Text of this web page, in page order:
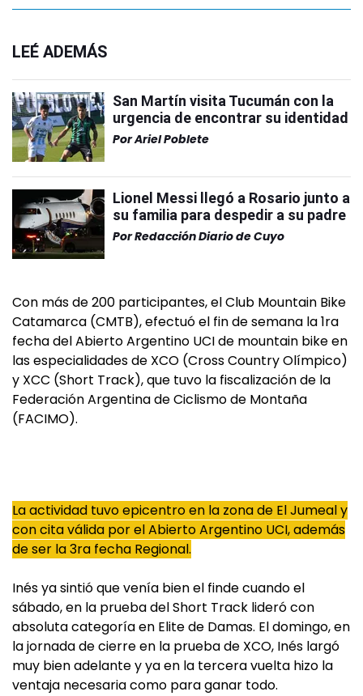
LEÉ ADEMÁS
San Martín visita Tucumán con la
urgencia de encontrar su identidad
PorAriel Poblete
Lionel Messi llegó a Rosario junto a
su familia para despedir a su padre
PorRedacción Diario de Cuyo
Con más de 200 participantes, el Club Mountain Bike
Catamarca (CMTB), efectuó el fin de semana la 1ra
fecha del Abierto Argentino UCI de mountain bike en
las especialidades de XCO (Cross Country Olímpico)
y XCC (Short Track), que tuvo la fiscalización de la
Federación Argentina de Ciclismo de Montaña
(FACIMO).
La actividad tuvo epicentro en la zona de El Jumeal y
con cita válida por el Abierto Argentino UCI, además
de ser la 3ra fecha Regional.
Inés ya sintió que venía bien el finde cuando el
sábado, en la prueba del Short Track lideró con
absoluta categoría en Elite de Damas. El domingo, en
la jornada de cierre en la prueba de XCO, Inés largó
muy bien adelante y ya en la tercera vuelta hizo la
ventaja necesaria como para ganar todo.